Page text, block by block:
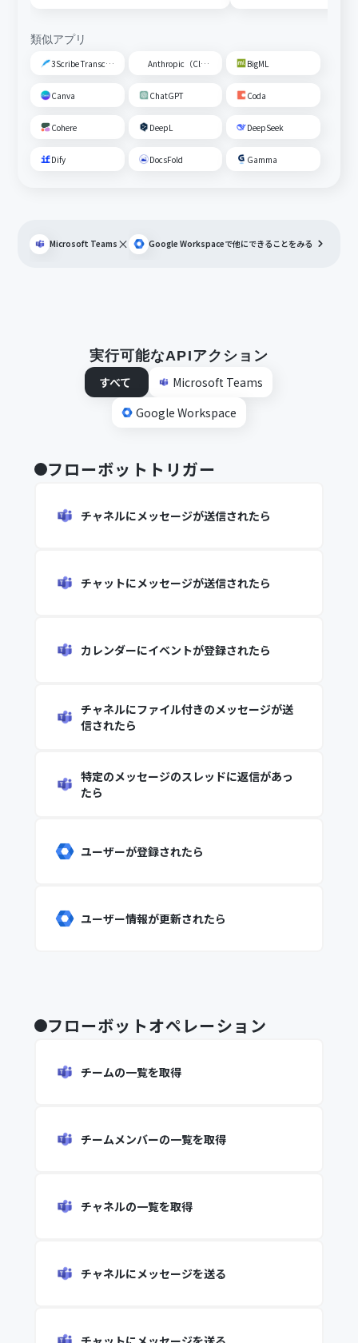
類似アプリ
3Scribe Transcription Anthropic（Claude） BigML
Canva ChatGPT Coda
Cohere DeepL DeepSeek
Dify DocsFold Gamma
Microsoft Teams × Google Workspaceで他にできることをみる
実行可能なAPIアクション
すべて
Microsoft Teams
Google Workspace
フローボットトリガー
チャネルにメッセージが送信されたら
チャットにメッセージが送信されたら
カレンダーにイベントが登録されたら
チャネルにファイル付きのメッセージが送
信されたら
特定のメッセージのスレッドに返信があっ
たら
ユーザーが登録されたら
ユーザー情報が更新されたら
フローボットオペレーション
チームの一覧を取得
チームメンバーの一覧を取得
チャネルの一覧を取得
チャネルにメッセージを送る